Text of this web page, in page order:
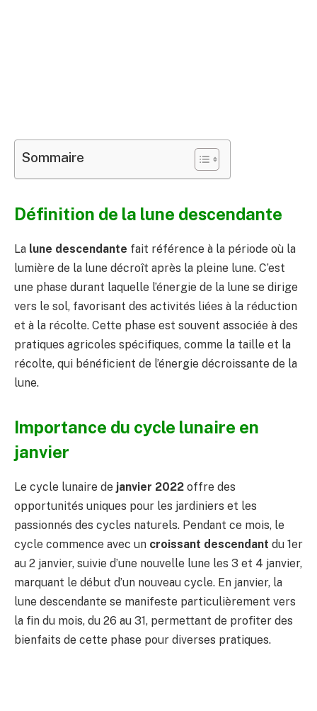
Sommaire
Définition de la lune descendante
La lune descendante fait référence à la période où la
lumière de la lune décroît après la pleine lune. C’est
une phase durant laquelle l’énergie de la lune se dirige
vers le sol, favorisant des activités liées à la réduction
et à la récolte. Cette phase est souvent associée à des
pratiques agricoles spécifiques, comme la taille et la
récolte, qui bénéficient de l’énergie décroissante de la
lune.
Importance du cycle lunaire en
janvier
Le cycle lunaire de janvier 2022 offre des
opportunités uniques pour les jardiniers et les
passionnés des cycles naturels. Pendant ce mois, le
cycle commence avec un croissant descendant du 1er
au 2 janvier, suivie d’une nouvelle lune les 3 et 4 janvier,
marquant le début d’un nouveau cycle. En janvier, la
lune descendante se manifeste particulièrement vers
la fin du mois, du 26 au 31, permettant de profiter des
bienfaits de cette phase pour diverses pratiques.